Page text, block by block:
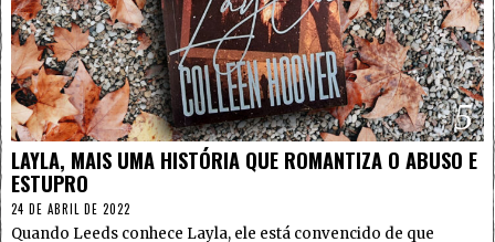
5
LAYLA, MAIS UMA HISTÓRIA QUE ROMANTIZA O ABUSO E
ESTUPRO
24 DE ABRIL DE 2022
Quando Leeds conhece Layla, ele está convencido de que